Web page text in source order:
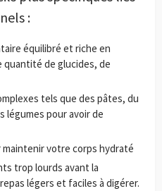
:
équilibré et riche en
de glucides, de
tels que des pâtes, du
légumes pour avoir de
maintenir votre corps hydraté
trop lourds avant la
légers et faciles à digérer.